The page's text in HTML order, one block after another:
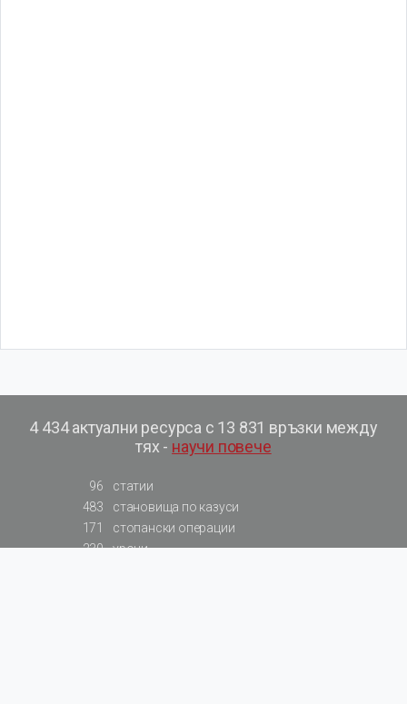
4 434 актуални ресурса с 13 831 връзки между
тях - научи повече
96
статии
483
становища по казуси
171
стопански операции
230
уроци